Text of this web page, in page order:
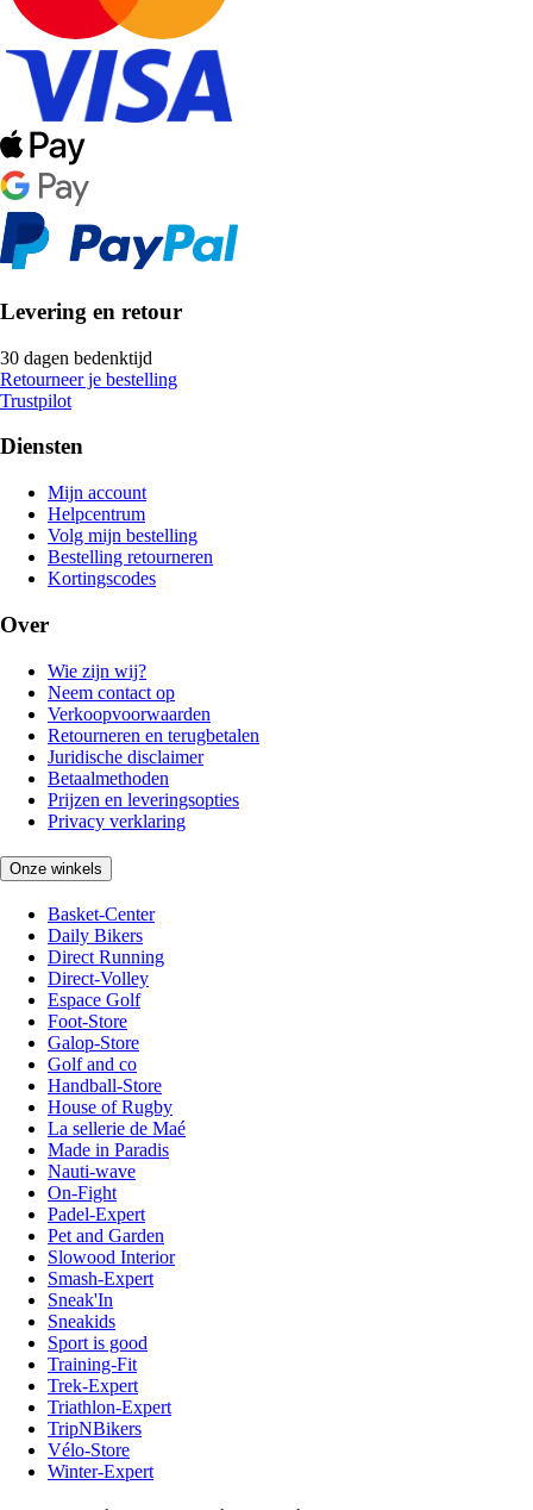
Levering en retour
30 dagen bedenktijd
Retourneer je bestelling
Trustpilot
Diensten
Mijn account
Helpcentrum
Volg mijn bestelling
Bestelling retourneren
Kortingscodes
Over
Wie zijn wij?
Neem contact op
Verkoopvoorwaarden
Retourneren en terugbetalen
Juridische disclaimer
Betaalmethoden
Prijzen en leveringsopties
Privacy verklaring
Onze winkels
Basket-Center
Daily Bikers
Direct Running
Direct-Volley
Espace Golf
Foot-Store
Galop-Store
Golf and co
Handball-Store
House of Rugby
La sellerie de Maé
Made in Paradis
Nauti-wave
On-Fight
Padel-Expert
Pet and Garden
Slowood Interior
Smash-Expert
Sneak'In
Sneakids
Sport is good
Training-Fit
Trek-Expert
Triathlon-Expert
TripNBikers
Vélo-Store
Winter-Expert